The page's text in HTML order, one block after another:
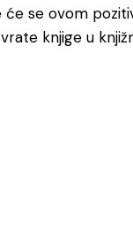
će se ovom
knjige u